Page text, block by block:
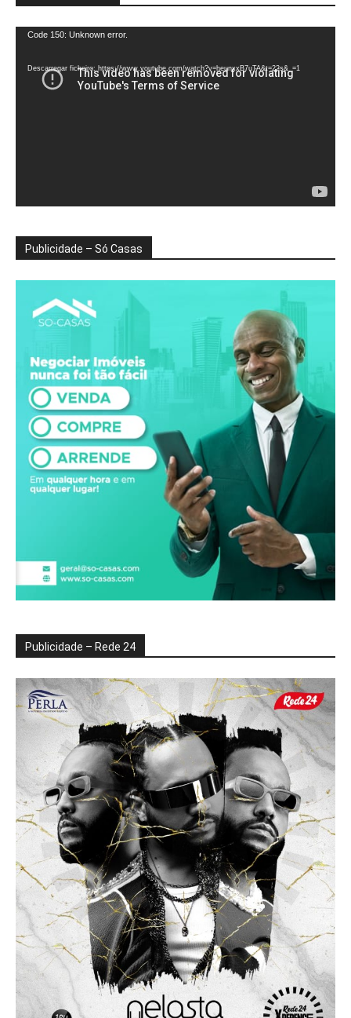
Reprodutor
vídeo
Code 150: Unknown error.
Descarregar ficheiro: https://www.youtube.com/watch?v=heunxxB7uTA&t=22s&_=1
Publicidade – Só Casas
Publicidade – Rede 24